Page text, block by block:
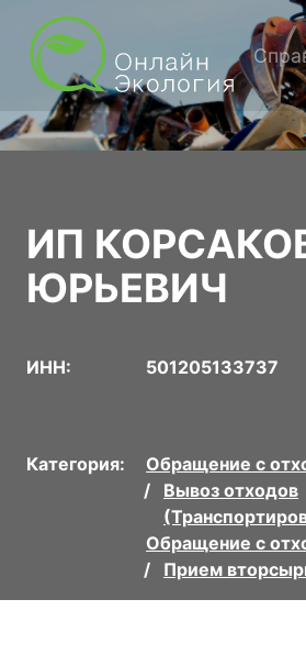
ИП
ЮРЬЕВИЧ
ИНН: 501205133737
Категория:
Обращение с
Вывоз отходов
Обращение с
Прием